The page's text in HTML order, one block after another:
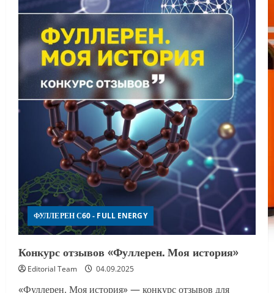
ФУЛЛЕРЕН С60 - FULL ENERGY
Конкурс отзывов «Фуллерен. Моя история»
Editorial Team 04.09.2025
«Фуллерен. Моя история» — конкурс отзывов для